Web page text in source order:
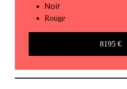
Noir
Rouge
8195 €